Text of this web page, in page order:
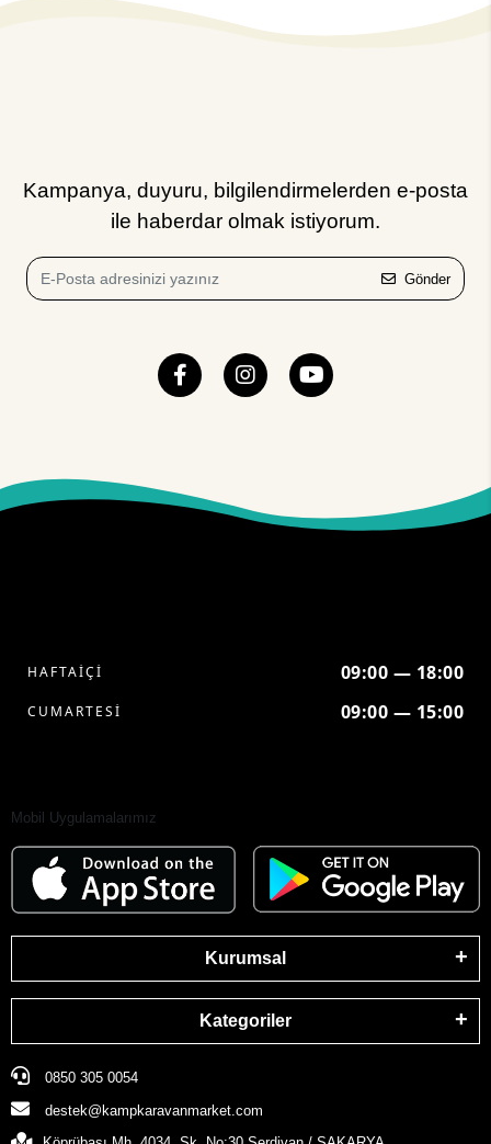
Kampanya, duyuru, bilgilendirmelerden e-posta
ile haberdar olmak istiyorum.
Gönder
HAFTAİÇİ 09:00 — 18:00
CUMARTESİ 09:00 — 15:00
Mobil Uygulamalarımız
Kurumsal
Kategoriler
0850 305 0054
destek@kampkaravanmarket.com